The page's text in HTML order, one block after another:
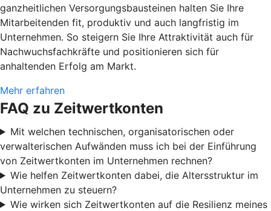
ganzheitlichen Versorgungsbausteinen halten Sie Ihre
Mitarbeitenden fit, produktiv und auch langfristig im
Unternehmen. So steigern Sie Ihre Attraktivität auch für
Nachwuchsfachkräfte und positionieren sich für
anhaltenden Erfolg am Markt.
Mehr erfahren
FAQ zu Zeitwertkonten
Mit welchen technischen, organisatorischen oder
verwalterischen Aufwänden muss ich bei der Einführung
von Zeitwertkonten im Unternehmen rechnen?
Wie helfen Zeitwertkonten dabei, die Altersstruktur im
Unternehmen zu steuern?
Wie wirken sich Zeitwertkonten auf die Resilienz meines